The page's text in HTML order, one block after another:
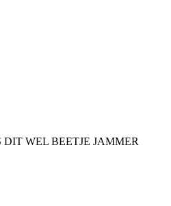
WEL BEETJE JAMMER